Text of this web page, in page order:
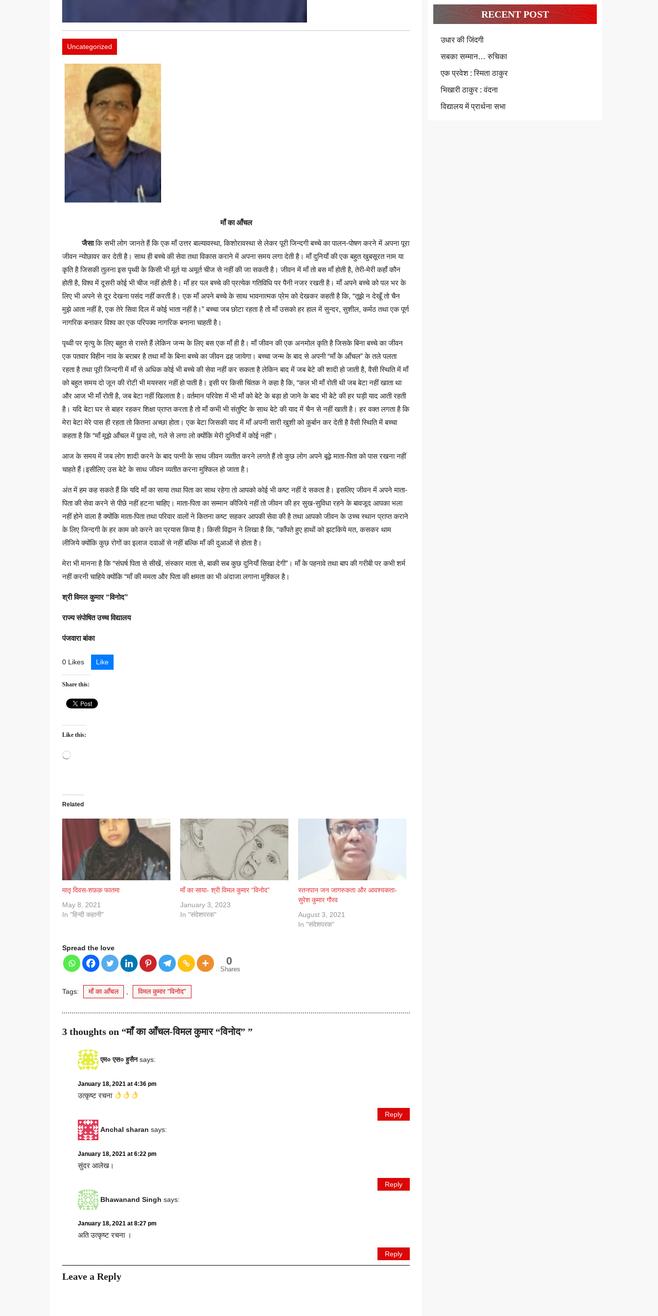
Uncategorized
माँ का आँचल
जैसाकि सभी लोग जानते हैं कि एक माँ उत्तर बाल्यावस्था, किशोरावस्था से लेकर पूरी जिन्दगी बच्चे का पालन-पोषण करने में अपना पूरा
जीवन न्योछावर कर देती है। साथ ही बच्चे की सेवा तथा विकास कराने में अपना समय लगा देती है। माँ दुनियाँ की एक बहुत खुबसूरत नाम या
कृति है जिसकी तुलना इस पृथ्वी के किसी भी मूर्त या अमूर्त चीज से नहीं की जा सकती है। जीवन में माँ तो बस माँ होती है, तेरी-मेरी कहाँ कौन
होती है, विश्व में दूसरी कोई भी चीज नहीं होती है। माँ हर पल बच्चे की प्रत्येक गतिविधि पर पैनी नजर रखती है। माँ अपने बच्चे को पल भर के
लिए भी अपने से दूर देखना पसंद नहीं करती है। एक माँ अपने बच्चे के साथ भावनात्मक प्रेम को देखकर कहती है कि, “तूझे न देखूँ तो चैन
मुझे आता नहीं है, एक तेरे सिवा दिल में कोई भाता नहीं है।” बच्चा जब छोटा रहता है तो माँ उसको हर हाल में सुन्दर, सुशील, कर्मठ तथा एक पूर्ण
नागरिक बनाकर विश्व का एक परिपक्व नागरिक बनाना चाहती है।
पृथ्वी पर मृत्यु के लिए बहुत से रास्ते हैं लेकिन जन्म के लिए बस एक माँ ही है। माँ जीवन की एक अनमोल कृति है जिसके बिना बच्चे का जीवन
एक पतवार विहीन नाव के बराबर है तथा माँ के बिना बच्चे का जीवन ढह जायेगा। बच्चा जन्म के बाद से अपनी “माँ के आँचल” के तले पलता
रहता है तथा पूरी जिन्दगी में माँ से अधिक कोई भी बच्चे की सेवा नहीं कर सकता है लेकिन बाद में जब बेटे की शादी हो जाती है, वैसी स्थिति में माँ
को बहुत समय दो जून की रोटी भी मयस्सर नहीं हो पाती है। इसी पर किसी चिंतक ने कहा है कि, “कल भी माँ रोती थी जब बेटा नहीं खाता था
और आज भी माँ रोती है, जब बेटा नहीं खिलाता है। वर्तमान परिवेश में भी माँ को बेटे के बड़ा हो जाने के बाद भी बेटे की हर घड़ी याद आती रहती
है। यदि बेटा घर से बाहर रहकर शिक्षा प्राप्त करता है तो माँ कभी भी संतुष्टि के साथ बेटे की याद में चैन से नहीं खाती है। हर वक्त लगता है कि
मेरा बेटा मेरे पास ही रहता तो कितना अच्छा होता। एक बेटा जिसकी याद में माँ अपनी सारी खुशी को कुर्बान कर देती है वैसी स्थिति में बच्चा
कहता है कि “माँ मूझे आँचल में छुपा लो, गले से लगा लो क्योंकि मेरी दुनियाँ में कोई नहीं”।
आज के समय में जब लोग शादी करने के बाद पत्नी के साथ जीवन व्यतीत करने लगते हैं तो कुछ लोग अपने बूढ़े माता-पिता को पास रखना नहीं
चाहते हैं।इसीलिए उस बेटे के साथ जीवन व्यतीत करना मुश्किल हो जाता है।
अंत में हम कह सकते हैं कि यदि माँ का साया तथा पिता का साथ रहेगा तो आपको कोई भी कष्ट नहीं दे सकता है। इसलिए जीवन में अपने माता-
पिता की सेवा करने से पीछे नहीं हटना चाहिए। माता-पिता का सम्मान कीजिये नहीं तो जीवन की हर सुख-सुविधा रहने के बावजूद आपका भला
नहीं होने वाला है क्योंकि माता-पिता तथा परिवार वालों ने कितना कष्ट सहकर आपकी सेवा की है तथा आपको जीवन के उच्च स्थान प्राप्त कराने
के लिए जिन्दगी के हर काम को करने का प्रयास किया है। किसी विद्वान ने लिखा है कि, “काँपते हुए हाथों को झटकिये मत, कसकर थाम
लीजिये क्योंकि कुछ रोगों का इलाज दवाओं से नहीं बल्कि माँ की दुआओं से होता है।
मेरा भी मानना है कि “संघर्ष पिता से सीखें, संस्कार माता से, बाकी सब कुछ दुनियाँ सिखा देगी”। माँ के पहनावे तथा बाप की गरीबी पर कभी शर्म
नहीं करनी चाहिये क्योंकि “माँ की ममता और पिता की क्षमता का भी अंदाजा लगाना मुश्किल है।
श्री विमल कुमार “विनोद”
राज्य संपोषित उच्च विद्यालय
पंजवारा बांका
0 Likes Like
Share this:
Like this:
Loading…
Related
मातृ दिवस-शफ़क़ फातमा
May 8, 2021
In "हिन्दी कहानी"
माँ का साया- श्री विमल कुमार “विनोद”
January 3, 2023
In "संदेशपरक"
स्तनपान जन जागरुकता और आवश्यकता-
सुरेश कुमार गौरव
August 3, 2021
In "संदेशपरक"
Spread the love
0
Shares
Tags: माँ का आँचल विमल कुमार "विनोद"
3 thoughts on “माँ का आँचल-विमल कुमार “विनोद” ”
एम० एस० हुसैन says:
January 18, 2021 at 4:36 pm
उत्कृष्ट रचना
Reply
Anchal sharan says:
January 18, 2021 at 6:22 pm
सुंदर आलेख।
Reply
Bhawanand Singh says:
January 18, 2021 at 8:27 pm
अति उत्कृष्ट रचना ।
Reply
Leave a Reply
RECENT POST
उधार की जिंदगी
सबका सम्मान… रुचिका
एक प्रवेश : स्मिता ठाकुर
भिखारी ठाकुर : वंदना
विद्यालय में प्रार्थना सभा